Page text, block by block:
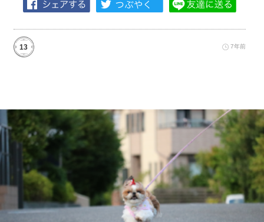
13 7年前